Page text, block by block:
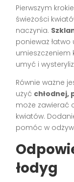
Pierwszym
świeżości
naczynia.
ponieważ
umieszczeniem
umyć i
Równie ważne
użyć chłodnej,
może zawierać
kwiatów.
pomóc w
łodyg